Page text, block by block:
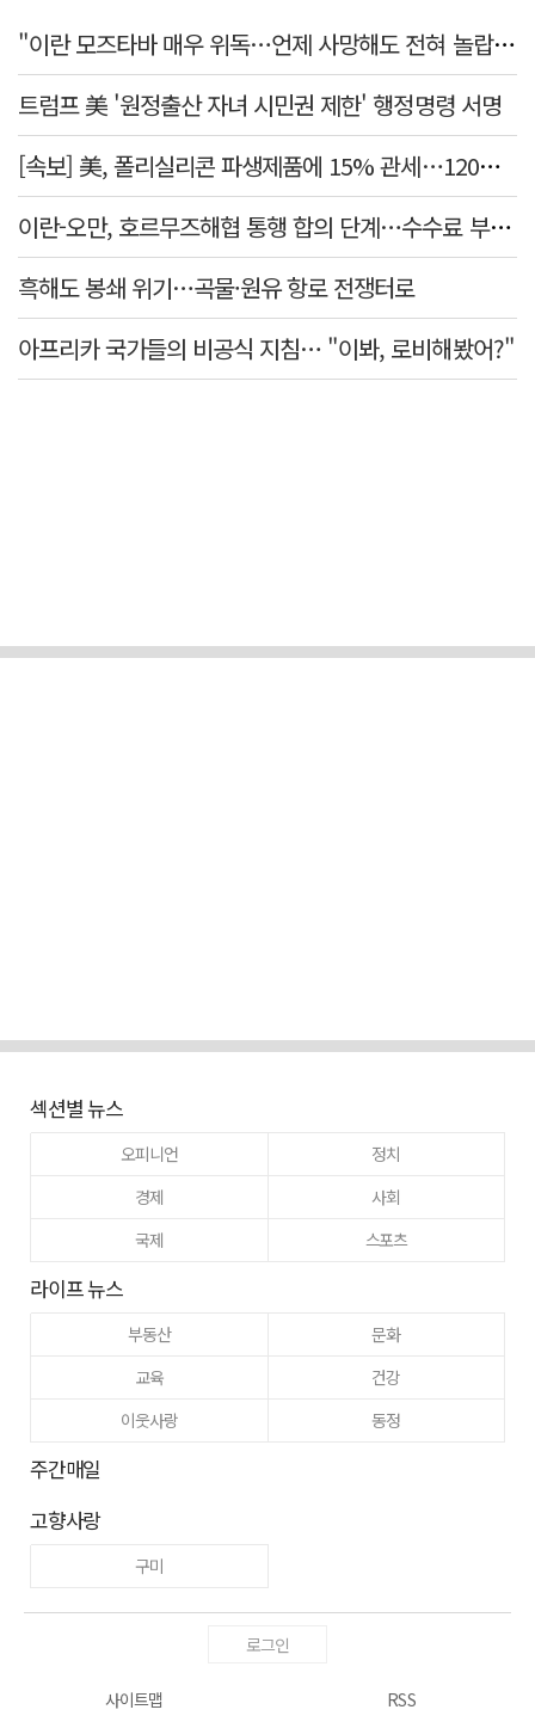
"이란 모즈타바 매우 위독…언제 사망해도 전혀 놀랍지 않아"
트럼프 美 '원정출산 자녀 시민권 제한' 행정명령 서명
[속보] 美, 폴리실리콘 파생제품에 15% 관세…120일 뒤 발효
이란-오만, 호르무즈해협 통행 합의 단계…수수료 부과되나
흑해도 봉쇄 위기…곡물·원유 항로 전쟁터로
아프리카 국가들의 비공식 지침… "이봐, 로비해봤어?"
섹션별 뉴스
오피니언
정치
경제
사회
국제
스포츠
라이프 뉴스
부동산
문화
교육
건강
이웃사랑
동정
주간매일
고향사랑
구미
로그인
사이트맵 RSS